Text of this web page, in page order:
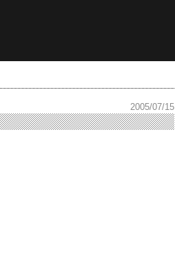
2005/07/15